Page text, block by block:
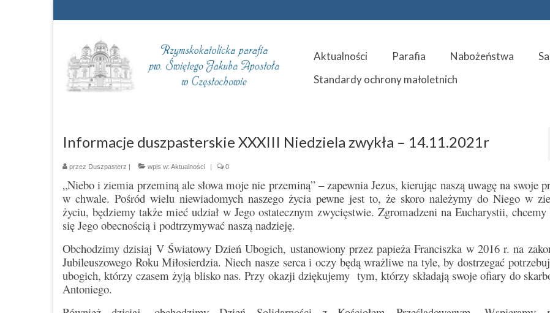
Aktualności Parafia Nabożeństwa
Standardy ochrony małoletnich
Informacje duszpasterskie XXXIII Niedziela zwykła – 14.11.2021r
przez Duszpasterz wpis w: Aktualności 0
„Niebo i ziemia przeminą ale słowa moje nie przeminą” – zapewnia Jezus, kierując naszą uwagę na swoje
w chwale. Pośród wielu niewiadomych naszego życia pewne jest to, że skoro należymy do Niego w
życiu, będziemy także mieć udział w Jego ostatecznym zwycięstwie. Zgromadzeni na Eucharystii,
się Jego obecnością i podtrzymywać naszą nadzieję.
Obchodzimy dzisiaj V Światowy Dzień Ubogich, ustanowiony przez papieża Franciszka w 2016 r. na
Jubileuszowego Roku Miłosierdzia. Niech nasze serca i oczy będą wrażliwe na tyle, by dostrzegać
ubogich, którzy czasem żyją blisko nas. Przy okazji dziękujemy tym, którzy składają swoje ofiary do
Antoniego.